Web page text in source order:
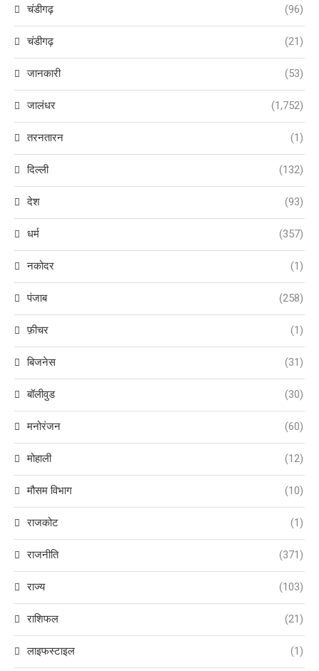
चंडीगढ़ (96)
चंडीगढ़ (21)
जानकारी (53)
जालंधर (1,752)
तरनतारन (1)
दिल्ली (132)
देश (93)
धर्म (357)
नकोदर (1)
पंजाब (258)
फ़ीचर (1)
बिजनेस (31)
बॉलीवुड (30)
मनोरंजन (60)
मोहाली (12)
मौसम विभाग (10)
राजकोट (1)
राजनीति (371)
राज्य (103)
राशिफल (21)
लाइफस्टाइल (1)